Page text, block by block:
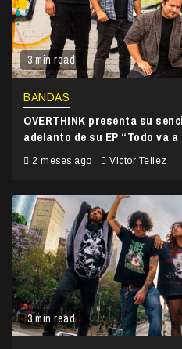
3 min read
BANDAS
OVERTHINK presenta su
adelanto de su EP “Todo va
2 meses ago Victor Tellez
3 min read